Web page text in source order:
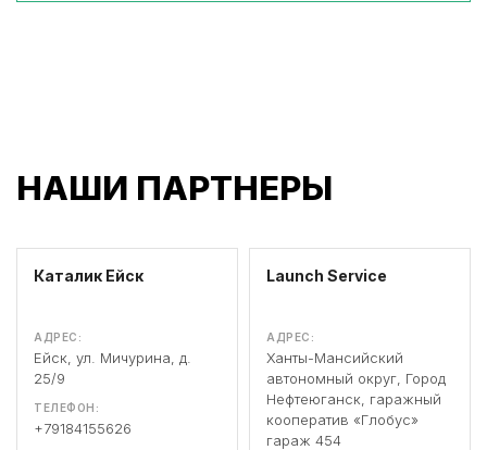
НАШИ ПАРТНЕРЫ
Каталик Ейск
АДРЕС:
Ейск, ул. Мичурина, д.
25/9
ТЕЛЕФОН:
+79184155626
Launch Service
АДРЕС:
Ханты-Мансийский
автономный округ, Город
Нефтеюганск, гаражный
кооператив «Глобус»
гараж 454